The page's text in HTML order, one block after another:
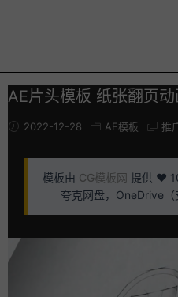
AE片头模板 纸张翻页
2022-12-28 AE模板 推
模板由 CG模板网 提供 ❤️
夸克网盘，OneDrive